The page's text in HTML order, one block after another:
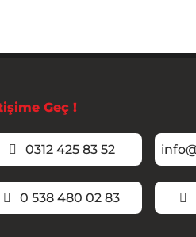
Geç !
0312 425 83 52
0 538 480 02 83